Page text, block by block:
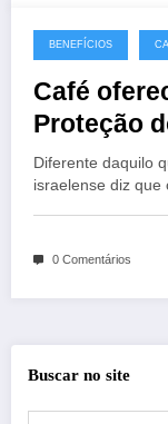
BENEFÍCIOS
Café
Proteção
Diferente daquilo
israelense diz que
0 Comentários
Buscar no site